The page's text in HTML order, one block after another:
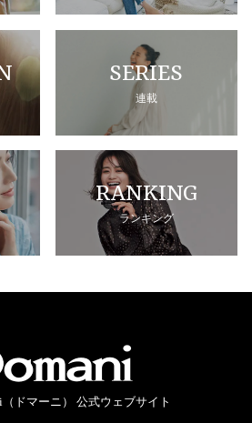
SERIES
連載
RANKING
ランキング
ドマーニ） 公式ウェブサイト